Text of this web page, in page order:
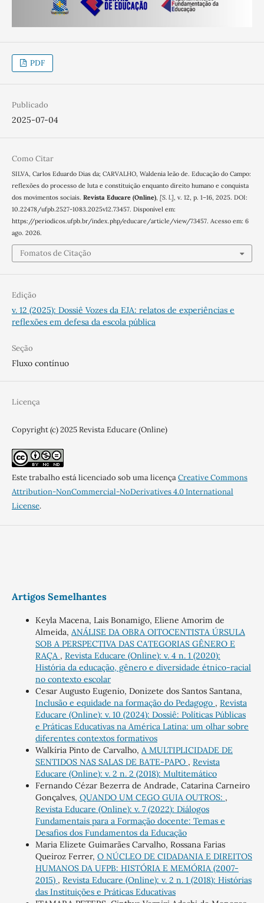
PDF
Publicado
2025-07-04
Como Citar
SILVA, Carlos Eduardo Dias da; CARVALHO, Waldenia leão de. Educação do Campo:
reflexões do processo de luta e constituição enquanto direito humano e conquista
dos movimentos sociais. Revista Educare (Online), [S. l.], v. 12, p. 1–16, 2025. DOI:
10.22478/ufpb.2527-1083.2025v12.73457. Disponível em:
https://periodicos.ufpb.br/index.php/educare/article/view/73457. Acesso em: 6
ago. 2026.
Fomatos de Citação
Edição
v. 12 (2025): Dossiê Vozes da EJA: relatos de experiências e
reflexões em defesa da escola pública
Seção
Fluxo contínuo
Licença
Copyright (c) 2025 Revista Educare (Online)
Este trabalho está licenciado sob uma licençaCreative Commons
Attribution-NonCommercial-NoDerivatives 4.0 International
License.
Artigos Semelhantes
Keyla Macena, Lais Bonamigo, Eliene Amorim de
Almeida, ANÁLISE DA OBRA OITOCENTISTA ÚRSULA
SOB A PERSPECTIVA DAS CATEGORIAS GÊNERO E
RAÇA , Revista Educare (Online): v. 4 n. 1 (2020):
História da educação, gênero e diversidade étnico-racial
no contexto escolar
Cesar Augusto Eugenio, Donizete dos Santos Santana,
Inclusão e equidade na formação do Pedagogo , Revista
Educare (Online): v. 10 (2024): Dossiê: Políticas Públicas
e Práticas Educativas na América Latina: um olhar sobre
diferentes contextos formativos
Walkíria Pinto de Carvalho, A MULTIPLICIDADE DE
SENTIDOS NAS SALAS DE BATE-PAPO , Revista
Educare (Online): v. 2 n. 2 (2018): Multitemático
Fernando Cézar Bezerra de Andrade, Catarina Carneiro
Gonçalves, QUANDO UM CEGO GUIA OUTROS: ,
Revista Educare (Online): v. 7 (2022): Diálogos
Fundamentais para a Formação docente: Temas e
Desafios dos Fundamentos da Educação
Maria Elizete Guimarães Carvalho, Rossana Farias
Queiroz Ferrer, O NÚCLEO DE CIDADANIA E DIREITOS
HUMANOS DA UFPB: HISTÓRIA E MEMÓRIA (2007-
2015) , Revista Educare (Online): v. 2 n. 1 (2018): Histórias
das Instituições e Práticas Educativas